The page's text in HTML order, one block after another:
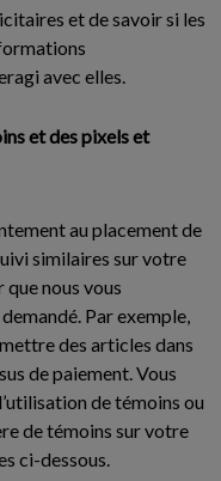
et de savoir si les
avec elles.
et des pixels et
au placement de
similaires sur votre
que nous vous
Par exemple,
des articles dans
de paiement. Vous
de témoins ou
de témoins sur votre
ci-dessous.